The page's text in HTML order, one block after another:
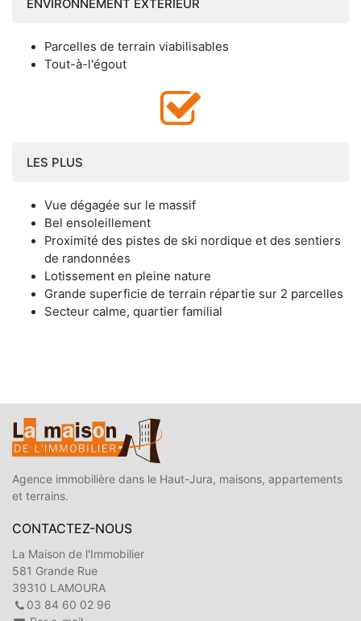
ENVIRONNEMENT EXTÉRIEUR
Parcelles de terrain viabilisables
Tout-à-l'égout
LES PLUS
Vue dégagée sur le massif
Bel ensoleillement
Proximité des pistes de ski nordique et des sentiers
de randonnées
Lotissement en pleine nature
Grande superficie de terrain répartie sur 2 parcelles
Secteur calme, quartier familial
Agence immobilière dans le Haut-Jura, maisons, appartements
et terrains.
CONTACTEZ-NOUS
La Maison de l'Immobilier
581 Grande Rue
39310 LAMOURA
03 84 60 02 96